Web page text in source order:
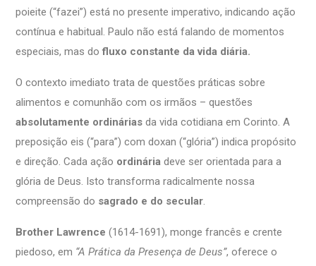
poieite (“fazei”) está no presente imperativo, indicando ação
contínua e habitual. Paulo não está falando de momentos
especiais, mas dofluxo constante da vida diária.
O contexto imediato trata de questões práticas sobre
alimentos e comunhão com os irmãos – questões
absolutamente ordinárias da vida cotidiana em Corinto. A
preposição eis (“para”) com doxan (“glória”) indica propósito
e direção. Cada ação ordinária deve ser orientada para a
glória de Deus. Isto transforma radicalmente nossa
compreensão do sagrado e do secular.
Brother Lawrence (1614-1691), monge francês e crente
piedoso, em “A Prática da Presença de Deus”, oferece o